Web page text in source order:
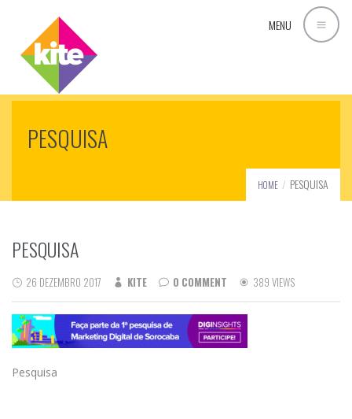
MENU
PESQUISA
HOME PESQUISA
PESQUISA
26 DEZEMBRO 2017 KITE 0 COMMENT 389 VIEWS
Pesquisa